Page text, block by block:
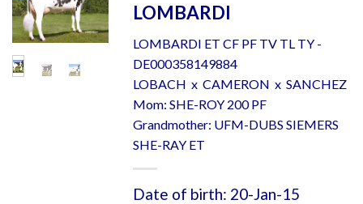
LOMBARDI
LOMBARDI ET CF PF TV TL TY -
DE000358149884
LOBACH x CAMERON x SANCHEZ
Mom: SHE-ROY 200 PF
Grandmother: UFM-DUBS SIEMERS
SHE-RAY ET
Date of birth: 20-Jan-15